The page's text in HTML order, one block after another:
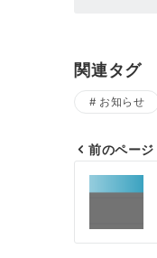
関連タグ
お知らせ
投
ナ
前のページ